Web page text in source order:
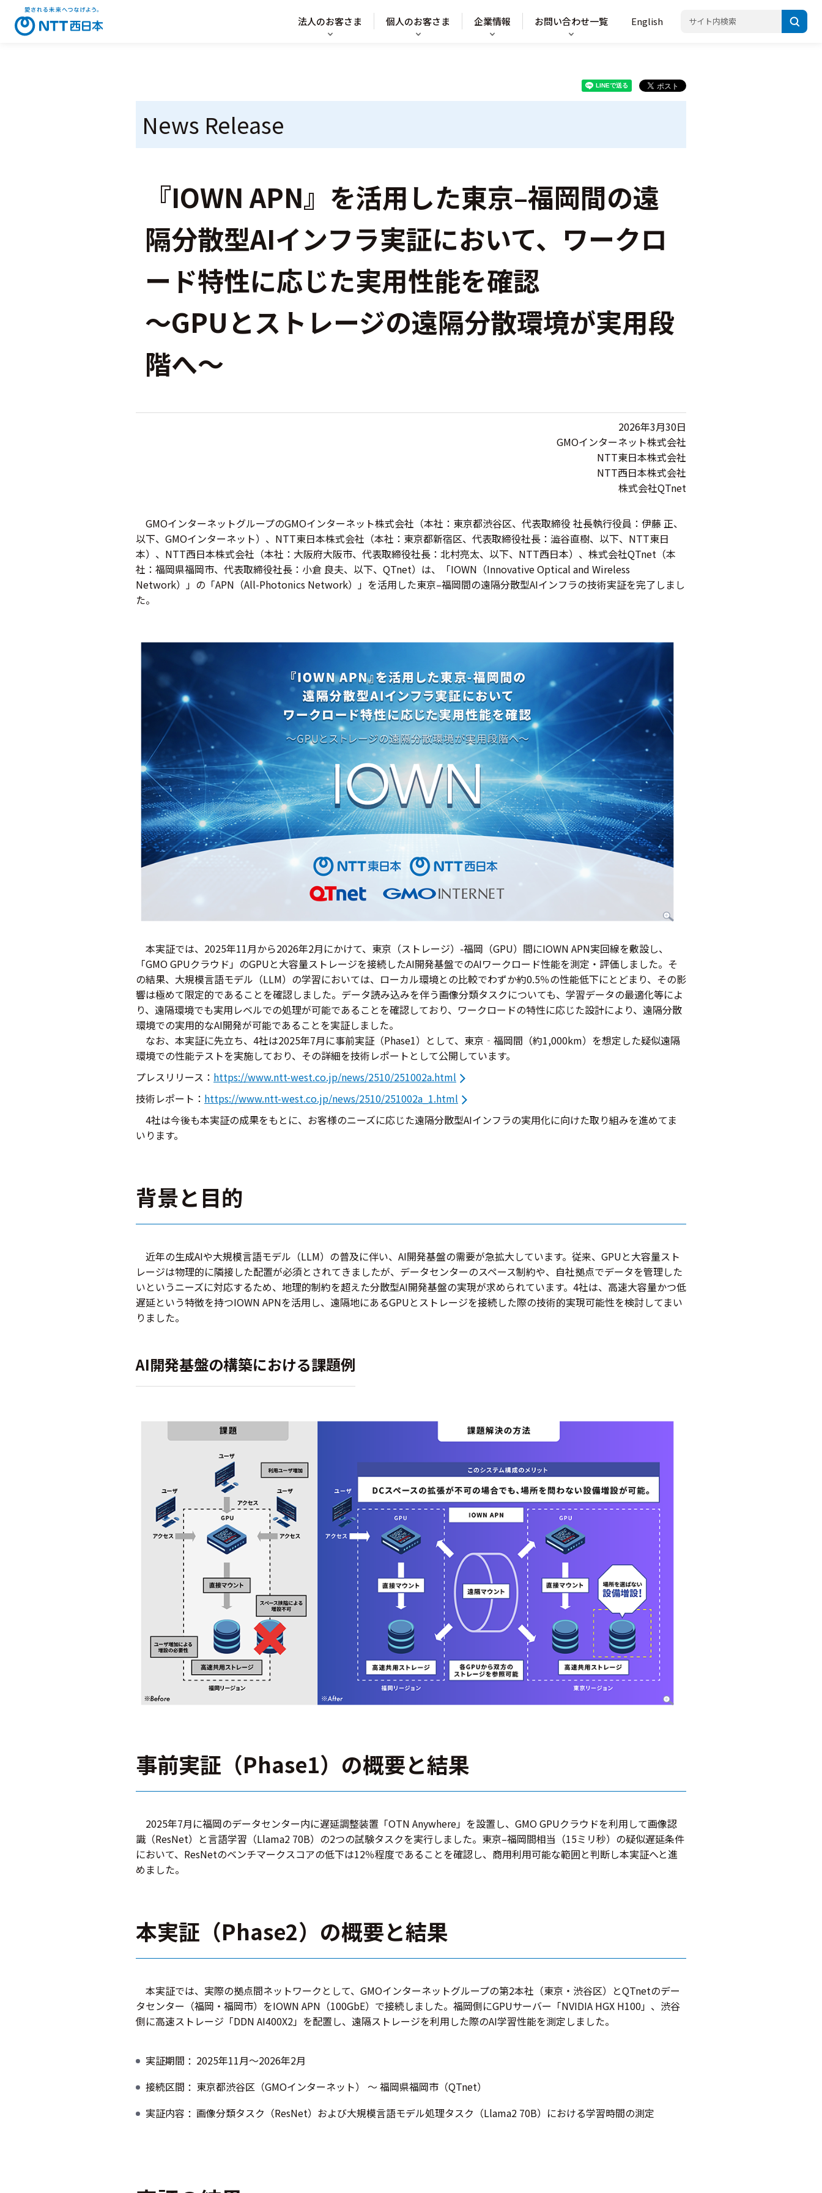
法人のお客さま 個人のお客さま 企業情報 お問い合わせ一覧 English
News Release
『IOWN APN』を活用した東京–福岡間の遠
隔分散型AIインフラ実証において、ワークロ
ード特性に応じた実用性能を確認
～GPUとストレージの遠隔分散環境が実用段
階へ～
2026年3月30日
GMOインターネット株式会社
NTT東日本株式会社
NTT西日本株式会社
株式会社QTnet
GMOインターネットグループのGMOインターネット株式会社（本社：東京都渋谷区、代表取締役 社長執行役員：伊藤 正、
以下、GMOインターネット）、NTT東日本株式会社（本社：東京都新宿区、代表取締役社長：澁谷直樹、以下、NTT東日
本）、NTT西日本株式会社（本社：大阪府大阪市、代表取締役社長：北村亮太、以下、NTT西日本）、株式会社QTnet（本
社：福岡県福岡市、代表取締役社長：小倉 良夫、以下、QTnet）は、「IOWN（Innovative Optical and Wireless
Network）」の「APN（All-Photonics Network）」を活用した東京–福岡間の遠隔分散型AIインフラの技術実証を完了しまし
た。
本実証では、2025年11月から2026年2月にかけて、東京（ストレージ）-福岡（GPU）間にIOWN APN実回線を敷設し、
「GMO GPUクラウド」のGPUと大容量ストレージを接続したAI開発基盤でのAIワークロード性能を測定・評価しました。そ
の結果、大規模言語モデル（LLM）の学習においては、ローカル環境との比較でわずか約0.5％の性能低下にとどまり、その影
響は極めて限定的であることを確認しました。データ読み込みを伴う画像分類タスクについても、学習データの最適化等によ
り、遠隔環境でも実用レベルでの処理が可能であることを確認しており、ワークロードの特性に応じた設計により、遠隔分散
環境での実用的なAI開発が可能であることを実証しました。
なお、本実証に先立ち、4社は2025年7月に事前実証（Phase1）として、東京‐福岡間（約1,000km）を想定した疑似遠隔
環境での性能テストを実施しており、その詳細を技術レポートとして公開しています。
プレスリリース： https://www.ntt-west.co.jp/news/2510/251002a.html
技術レポート： https://www.ntt-west.co.jp/news/2510/251002a_1.html
4社は今後も本実証の成果をもとに、お客様のニーズに応じた遠隔分散型AIインフラの実用化に向けた取り組みを進めてま
いります。
背景と目的
近年の生成AIや大規模言語モデル（LLM）の普及に伴い、AI開発基盤の需要が急拡大しています。従来、GPUと大容量スト
レージは物理的に隣接した配置が必須とされてきましたが、データセンターのスペース制約や、自社拠点でデータを管理した
いというニーズに対応するため、地理的制約を超えた分散型AI開発基盤の実現が求められています。4社は、高速大容量かつ低
遅延という特徴を持つIOWN APNを活用し、遠隔地にあるGPUとストレージを接続した際の技術的実現可能性を検討してまい
りました。
AI開発基盤の構築における課題例
事前実証（Phase1）の概要と結果
2025年7月に福岡のデータセンター内に遅延調整装置「OTN Anywhere」を設置し、GMO GPUクラウドを利用して画像認
識（ResNet）と言語学習（Llama2 70B）の2つの試験タスクを実行しました。東京–福岡間相当（15ミリ秒）の疑似遅延条件
において、ResNetのベンチマークスコアの低下は12％程度であることを確認し、商用利用可能な範囲と判断し本実証へと進
めました。
本実証（Phase2）の概要と結果
本実証では、実際の拠点間ネットワークとして、GMOインターネットグループの第2本社（東京・渋谷区）とQTnetのデー
タセンター（福岡・福岡市）をIOWN APN（100GbE）で接続しました。福岡側にGPUサーバー「NVIDIA HGX H100」、渋谷
側に高速ストレージ「DDN AI400X2」を配置し、遠隔ストレージを利用した際のAI学習性能を測定しました。
実証期間
2025年11月～2026年2月
接続区間
東京都渋谷区（GMOインターネット） ～ 福岡県福岡市（QTnet）
実証内容
画像分類タスク（ResNet）および大規模言語モデル処理タスク（Llama2 70B）における学習時間の測定